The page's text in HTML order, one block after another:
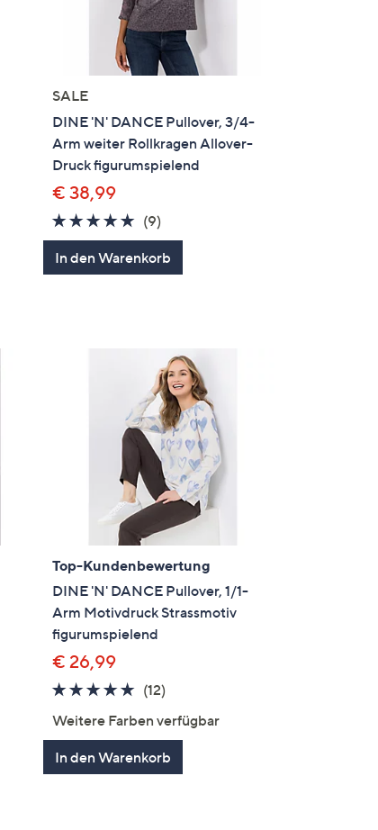
SALE
DINE 'N' DANCE Pullover, 3/4-
Arm weiter Rollkragen Allover-
Druck figurumspielend
€ 38,99
4.9
von
5
(9)
Bewertungen
In den Warenkorb
Top-Kundenbewertung
DINE 'N' DANCE Pullover, 1/1-
Arm Motivdruck Strassmotiv
figurumspielend
€ 26,99
4.7
(12)
Weitere Farben verfügbar
In den Warenkorb